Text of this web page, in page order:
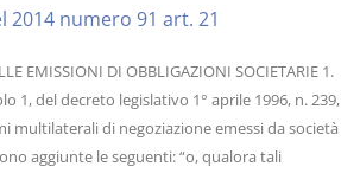
2014 numero 91 art. 21
EMISSIONI DI OBBLIGAZIONI SOCIETARIE 1.
1, del decreto legislativo 1° aprile 1996, n. 239,
multilaterali di negoziazione emessi da società
aggiunte le seguenti: “o, qualora tali